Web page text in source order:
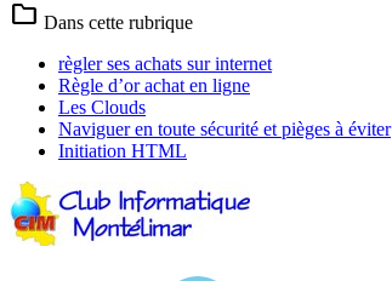
folder Dans cette rubrique
règler ses achats sur internet
Règle d’or achat en ligne
Les Clouds
Naviguer en toute sécurité et pièges à éviter
Initiation HTML